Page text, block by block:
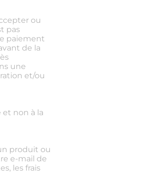
ou
pas
paiement
de la
une
et/ou
non à la
produit ou
e-mail de
les frais